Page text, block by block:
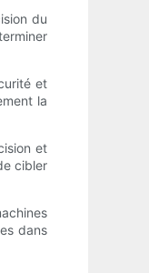
du
et
la
et
cibler
dans